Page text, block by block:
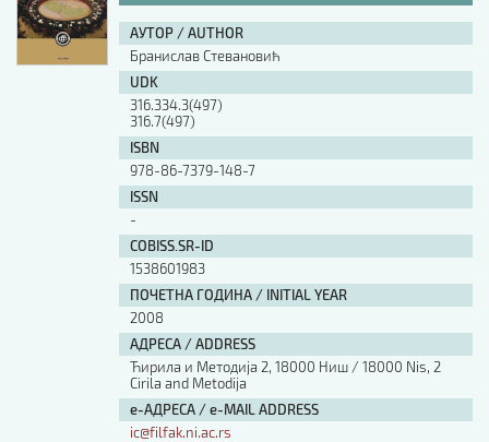
АУТОР / AUTHOR
Бранислав Стевановић
UDK
316.334.3(497)
316.7(497)
ISBN
978-86-7379-148-7
ISSN
-
COBISS.SR-ID
1538601983
ПОЧЕТНА ГОДИНА / INITIAL YEAR
2008
АДРЕСА / ADDRESS
Ћирила и Методија 2, 18000 Ниш / 18000 Nis, 2
Cirila and Metodija
е-АДРЕСА / e-MAIL ADDRESS
ic@filfak.ni.ac.rs